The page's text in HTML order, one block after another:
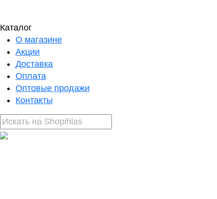
Каталог
О магазине
Акции
Доставка
Оплата
Оптовые продажи
Контакты